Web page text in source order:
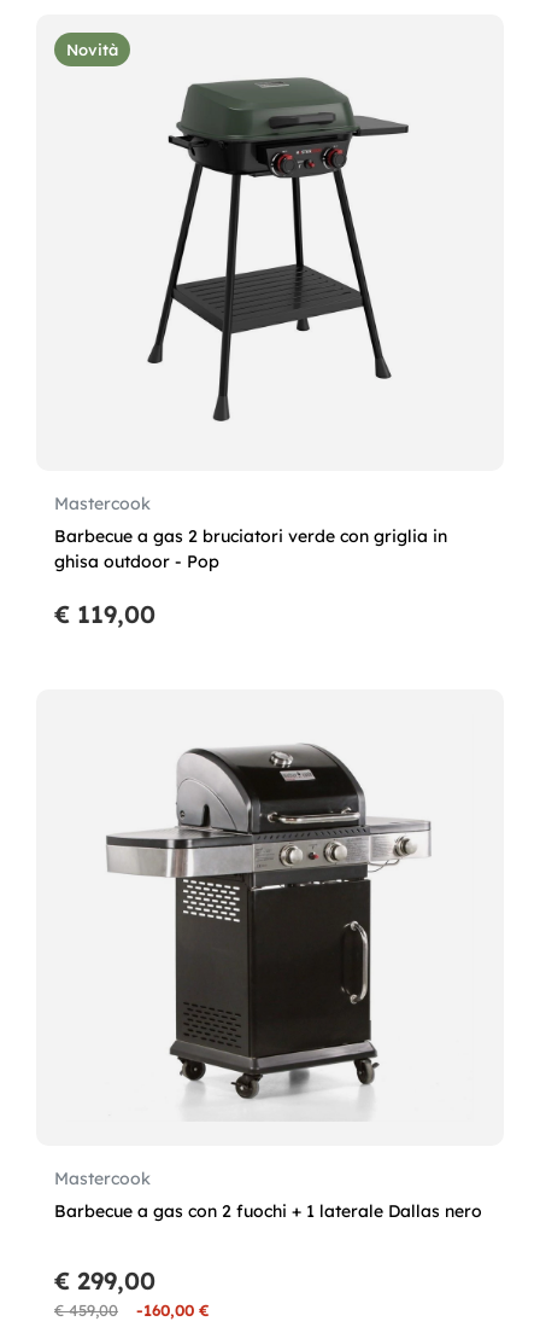
Novità
Mastercook
Barbecue a gas 2 bruciatori verde con griglia in
ghisa outdoor - Pop
€ 119,00
Mastercook
Barbecue a gas con 2 fuochi + 1 laterale Dallas nero
€ 459,00 -160,00 €
€ 299,00